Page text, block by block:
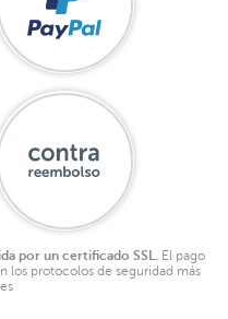
por un certificado SSL. El pago
los protocolos de seguridad más